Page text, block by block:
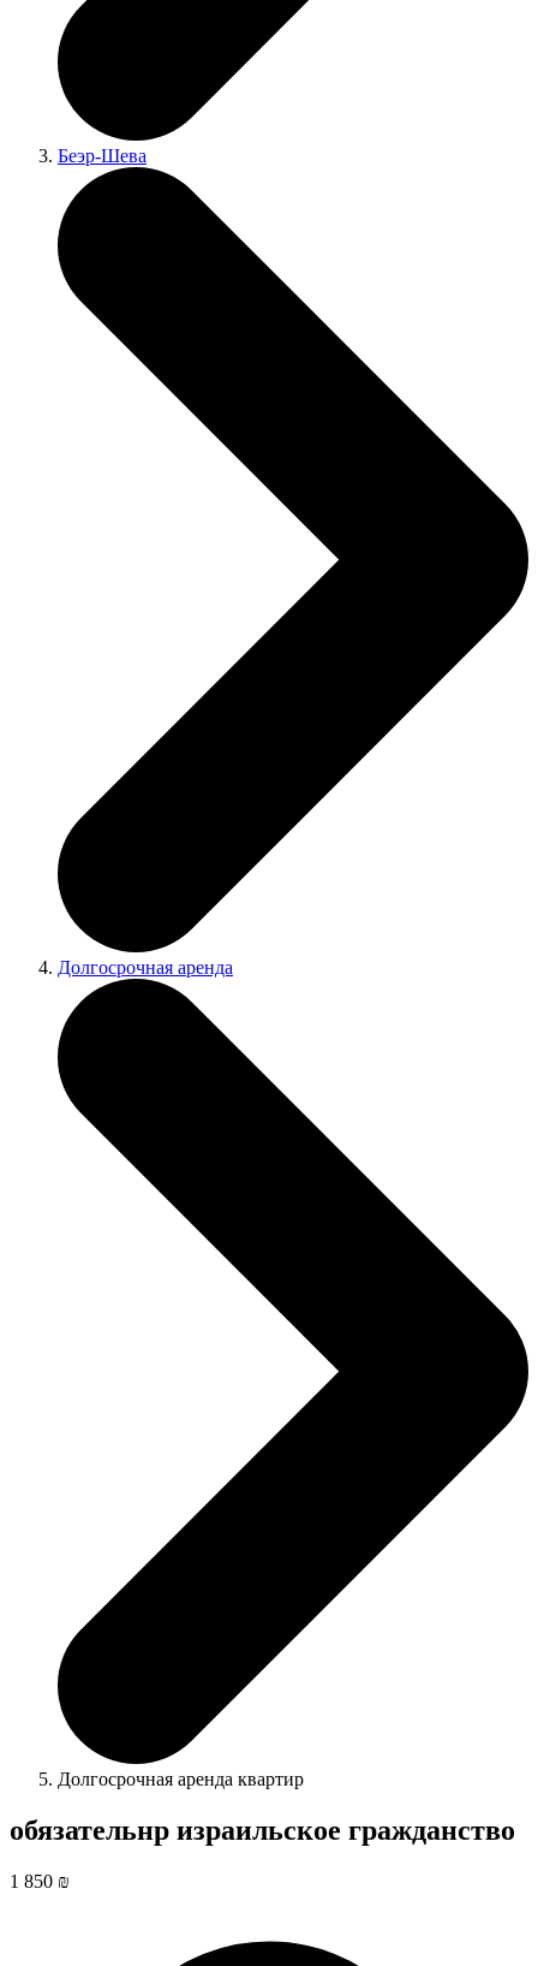
Беэр-Шева
Долгосрочная аренда
Долгосрочная аренда квартир
обязательнр израильское гражданство
1 850 ₪